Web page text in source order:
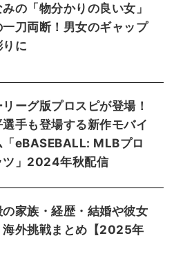
の「物分かりの良い女」
一刀両断！男女のギャップ
に
ーグ版プロスピが登場！
手も登場する新作モバイ
「eBASEBALL: MLBプロ
ツ」2024年秋配信
家族・経歴・結婚や彼女
海外挑戦まとめ【2025年